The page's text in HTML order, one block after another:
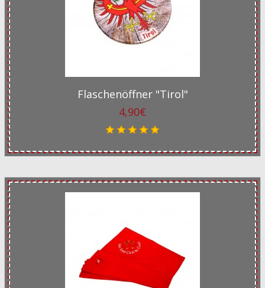
Flaschenöffner "Tirol"
4,90€